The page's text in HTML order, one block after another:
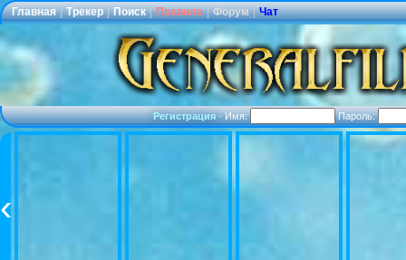
Главная | Трекер | Поиск | Правила | Форум | Чат
Регистрация·Имя: Пароль: